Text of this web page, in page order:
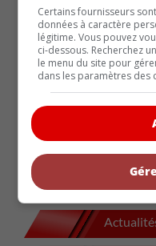
Nouvelle dotation
Hyundai Palisade et
La Chevrolet
Holand Automotive
portefeuille de John
portefeuille de John
Toyota prépare une
Certains fournisseurs
données à caractère
légitime. Vous pouvez
ci-dessous. Recherchez
le menu du site pour
dans les paramètres des